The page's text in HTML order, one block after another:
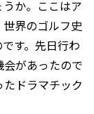
か。ここはア
界のゴルフ史
す。先日行わ
があったので
ドラマチック